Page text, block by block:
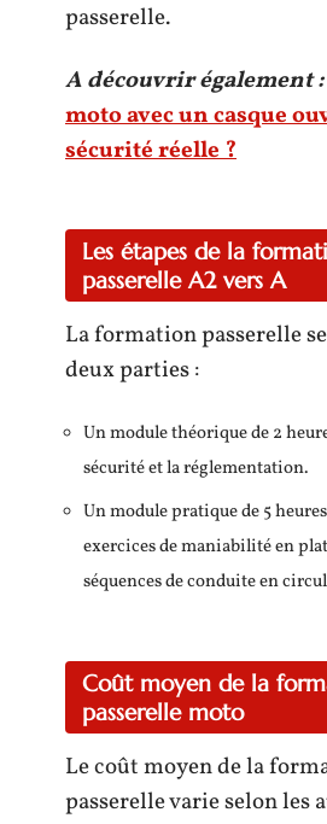
passerelle.
A découvrir également :
moto avec un casque
sécurité réelle ?
Les étapes de la
passerelle A2 vers A
La formation passerelle
deux parties :
Un module théorique de 2
sécurité et la réglementation.
Un module pratique de 5
exercices de maniabilité en
séquences de conduite en
Coût moyen de la
passerelle moto
Le coût moyen de la
passerelle varie selon les